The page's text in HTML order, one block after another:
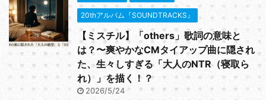
20thアルバム『SOUNDTRACKS』
【ミスチル】「others」歌詞の意味と
は？〜爽やかなCMタイアップ曲に隠され
た、生々しすぎる「大人のNTR（寝取ら
れ）」を描く！？
2026/5/24